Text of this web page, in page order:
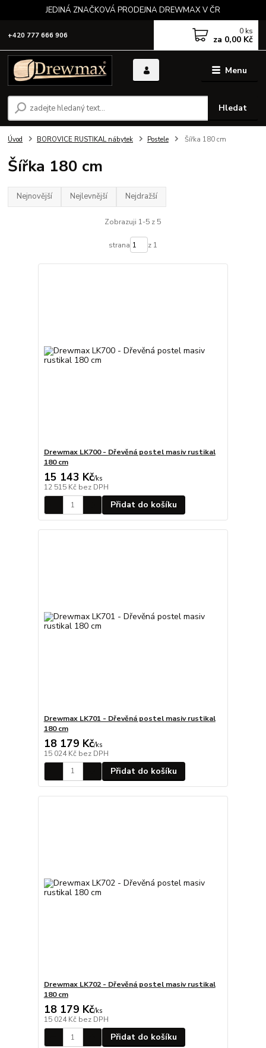
JEDINÁ ZNAČKOVÁ PRODEJNA DREWMAX V ČR
Menu
Hledat
+420 777 666 906 0 ks
za 0,00 Kč
Úvod BOROVICE RUSTIKAL nábytek Postele Šířka 180 cm
Šířka 180 cm
Nejnovější Nejlevnější Nejdražší
Zobrazuji 1-5 z 5
strana z 1
Drewmax LK700 - Dřevěná postel masiv rustikal
180 cm
15 143 Kč/ks
12 515 Kč bez DPH
Přidat do košíku
Drewmax LK701 - Dřevěná postel masiv rustikal
180 cm
18 179 Kč/ks
15 024 Kč bez DPH
Přidat do košíku
Drewmax LK702 - Dřevěná postel masiv rustikal
180 cm
18 179 Kč/ks
15 024 Kč bez DPH
Přidat do košíku